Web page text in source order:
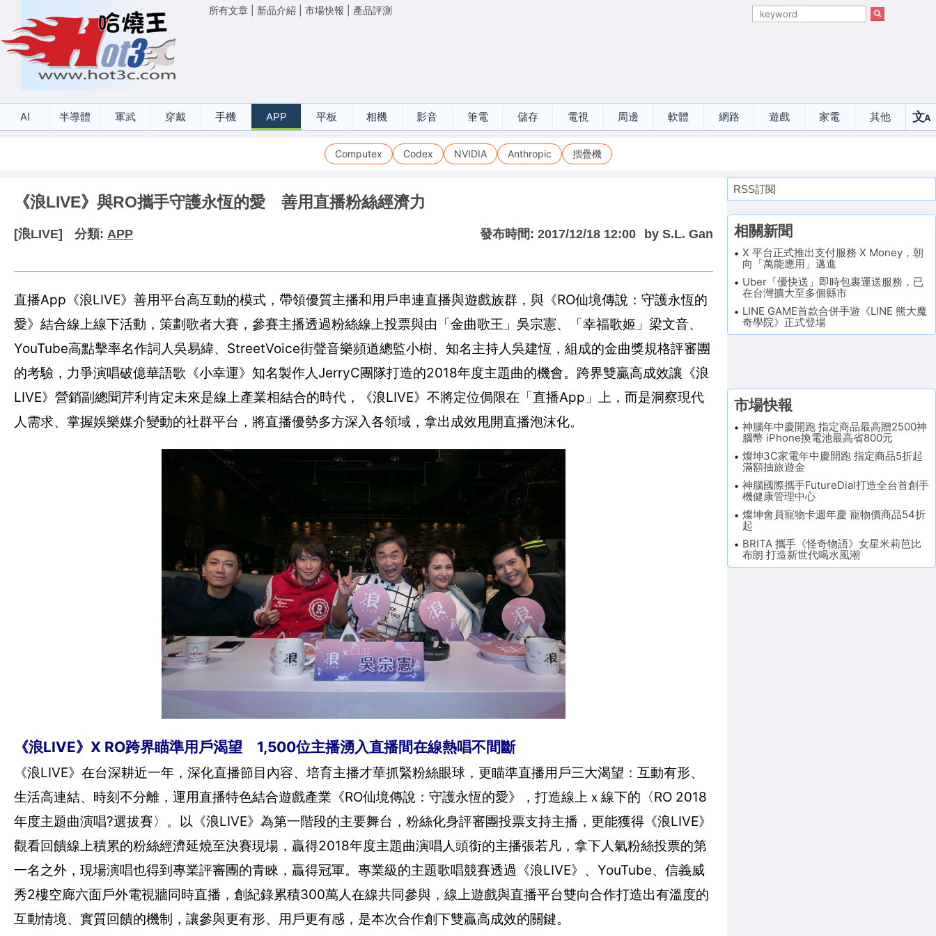
所有文章 新品介紹 市場快報 產品評測
AI 半導體 軍武 穿戴 手機 APP 平板 相機 影音 筆電 儲存 電視 周邊 軟體 網路 遊戲 家電 其他 文A
Computex Codex NVIDIA Anthropic 摺疊機
《浪LIVE》與RO攜手守護永恆的愛 善用直播粉絲經濟力
[浪LIVE] 分類: APP 發布時間: 2017/12/18 12:00 by S.L. Gan
直播App《浪LIVE》善用平台高互動的模式，帶領優質主播和用戶串連直播與遊戲族群，與《RO仙境傳說：守護永恆的
愛》結合線上線下活動，策劃歌者大賽，參賽主播透過粉絲線上投票與由「金曲歌王」吳宗憲、「幸福歌姬」梁文音、
YouTube高點擊率名作詞人吳易緯、StreetVoice街聲音樂頻道總監小樹、知名主持人吳建恆，組成的金曲獎規格評審團
的考驗，力爭演唱破億華語歌《小幸運》知名製作人JerryC團隊打造的2018年度主題曲的機會。跨界雙贏高成效讓《浪
LIVE》營銷副總聞芹利肯定未來是線上產業相結合的時代，《浪LIVE》不將定位侷限在「直播App」上，而是洞察現代
人需求、掌握娛樂媒介變動的社群平台，將直播優勢多方深入各領域，拿出成效甩開直播泡沫化。
《浪LIVE》X RO跨界瞄準用戶渴望 1,500位主播湧入直播間在線熱唱不間斷
《浪LIVE》在台深耕近一年，深化直播節目內容、培育主播才華抓緊粉絲眼球，更瞄準直播用戶三大渴望：互動有形、
生活高連結、時刻不分離，運用直播特色結合遊戲產業《RO仙境傳說：守護永恆的愛》，打造線上ｘ線下的〈RO 2018
年度主題曲演唱?選拔賽〉。以《浪LIVE》為第一階段的主要舞台，粉絲化身評審團投票支持主播，更能獲得《浪LIVE》
觀看回饋線上積累的粉絲經濟延燒至決賽現場，贏得2018年度主題曲演唱人頭銜的主播張若凡，拿下人氣粉絲投票的第
一名之外，現場演唱也得到專業評審團的青睞，贏得冠軍。專業級的主題歌唱競賽透過《浪LIVE》、YouTube、信義威
秀2樓空廊六面戶外電視牆同時直播，創紀錄累積300萬人在線共同參與，線上遊戲與直播平台雙向合作打造出有溫度的
互動情境、實質回饋的機制，讓參與更有形、用戶更有感，是本次合作創下雙贏高成效的關鍵。
RSS訂閱
相關新聞
X 平台正式推出支付服務 X Money，朝
向「萬能應用」邁進
Uber「優快送」即時包裹運送服務，已
在台灣擴大至多個縣市
LINE GAME首款合併手遊《LINE 熊大魔
奇學院》正式登場
市場快報
神腦年中慶開跑 指定商品最高贈2500神
腦幣 iPhone換電池最高省800元
燦坤3C家電年中慶開跑 指定商品5折起
滿額抽旅遊金
神腦國際攜手FutureDial打造全台首創手
機健康管理中心
燦坤會員寵物卡週年慶 寵物價商品54折
起
BRITA 攜手《怪奇物語》女星米莉芭比
布朗 打造新世代喝水風潮